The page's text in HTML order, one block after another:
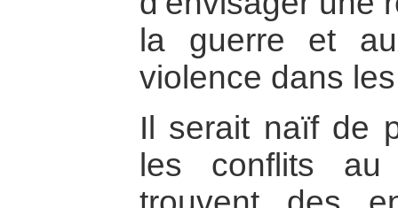
la guerre et
violence dans
Il serait naïf de
les conflits